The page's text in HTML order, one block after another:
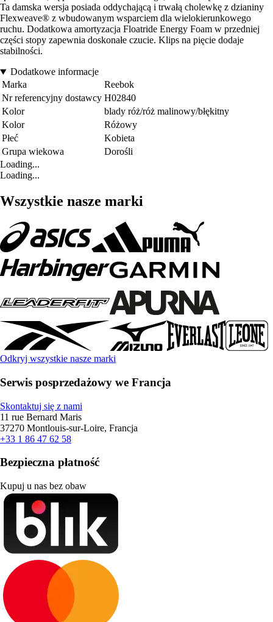
Ta damska wersja posiada oddychającą i trwałą cholewkę z dzianiny
Flexweave® z wbudowanym wsparciem dla wielokierunkowego
ruchu. Dodatkowa amortyzacja Floatride Energy Foam w przedniej
części stopy zapewnia doskonałe czucie. Klips na pięcie dodaje
stabilności.
Dodatkowe informacje
Marka
Reebok
Nr referencyjny dostawcy H02840
Kolor
blady róż/róż malinowy/błękitny
Kolor
Różowy
Płeć
Kobieta
Grupa wiekowa
Dorośli
Loading...
Loading...
Wszystkie nasze marki
Odkryj wszystkie nasze marki
Serwis posprzedażowy we Francja
Skontaktuj się z nami
11 rue Bernard Maris
37270 Montlouis-sur-Loire, Francja
+33 1 86 47 62 58
Bezpieczna płatność
Kupuj u nas bez obaw